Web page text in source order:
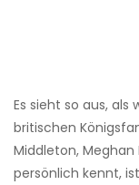
Es sieht so aus, als
britischen
Middleton, Meghan
persönlich kennt,